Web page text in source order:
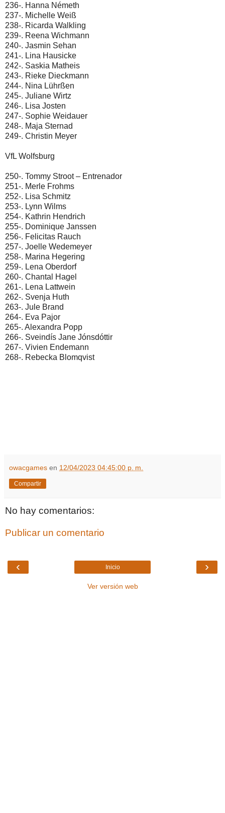
236-. Hanna Németh
237-. Michelle Weiß
238-. Ricarda Walkling
239-. Reena Wichmann
240-. Jasmin Sehan
241-. Lina Hausicke
242-. Saskia Matheis
243-. Rieke Dieckmann
244-. Nina Lührßen
245-. Juliane Wirtz
246-. Lisa Josten
247-. Sophie Weidauer
248-. Maja Sternad
249-. Christin Meyer
VfL Wolfsburg
250-. Tommy Stroot – Entrenador
251-. Merle Frohms
252-. Lisa Schmitz
253-. Lynn Wilms
254-. Kathrin Hendrich
255-. Dominique Janssen
256-. Felicitas Rauch
257-. Joelle Wedemeyer
258-. Marina Hegering
259-. Lena Oberdorf
260-. Chantal Hagel
261-. Lena Lattwein
262-. Svenja Huth
263-. Jule Brand
264-. Eva Pajor
265-. Alexandra Popp
266-. Sveindís Jane Jónsdóttir
267-. Vivien Endemann
268-. Rebecka Blomqvist
owacgames en 12/04/2023 04:45:00 p. m.
Compartir
No hay comentarios:
Publicar un comentario
‹ ›
Inicio
Ver versión web